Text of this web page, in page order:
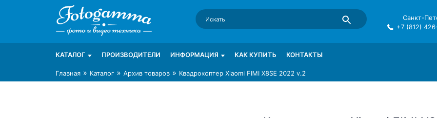
Интернет-магазин фототехники Foto-Gamma в СПб
Магазин фотоаксессуаров foto-gamma.ru
Санкт-
+7 (812)
КАТАЛОГ ПРОИЗВОДИТЕЛИ ИНФОРМАЦИЯ КАК КУПИТЬ КОНТАКТЫ
Главная » Каталог » Архив товаров » Квадрокоптер Xiaomi FIMI X8SE 2022 v.2